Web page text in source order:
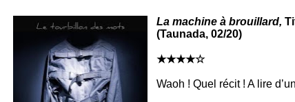
La machine à brouillard,
(Taunada, 02/20)
★★★★☆
Waoh ! Quel récit ! A lire